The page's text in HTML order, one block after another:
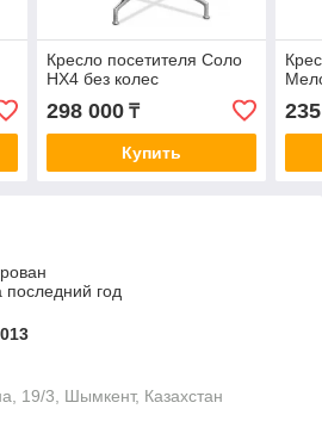
Кресло посетителя Соло
HX4 без колес
298 000₸
Купить
последний год
19/3, Шымкент, Казахстан